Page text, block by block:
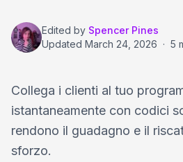
Edited by Spencer Pines
Updated March 24, 2026 · 5
Collega i clienti al tuo
istantaneamente con codici
rendono il guadagno e il
sforzo.